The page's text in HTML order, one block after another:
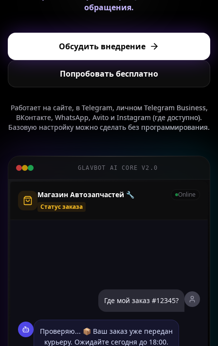
обращения.
Обсудить внедрение
Попробовать бесплатно
Работает на сайте, в Telegram, личном Telegram Business,
ВКонтакте, WhatsApp, Avito и Instagram (где доступно).
Базовую настройку можно сделать без программирования.
GLAVBOT AI CORE V2.0
Риелтор Светлана 🏠
Online
Статус заказа
Где мой заказ #12345?
Проверяю... 📦 Ваш заказ уже передан
курьеру. Ожидайте сегодня до 18:00.